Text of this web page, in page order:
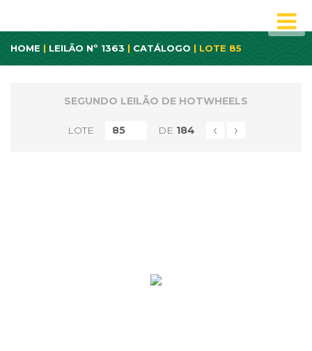
HOME | LEILÃO Nº 1363 | CATÁLOGO | LOTE 85
SEGUNDO LEILÃO DE HOTWHEELS
LOTE DE 184 ‹ ›